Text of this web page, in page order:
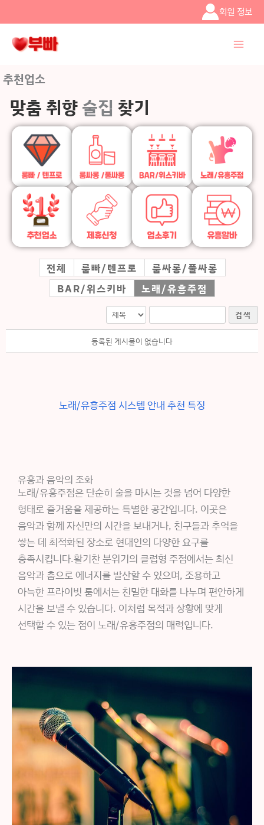
건너뛰기
회원 정보
추천업소
맞춤 취향 술집 찾기
전체 룸빠/텐프로
룸싸롱/풀싸롱
BAR/위스키바
노래/유흥주점
검색
등록된 게시물이 없습니다
노래/유흥주점 시스템 안내 추천 특징
유흥과 음악의 조화
노래/유흥주점은 단순히 술을 마시는 것을 넘어 다양한
형태로 즐거움을 제공하는 특별한 공간입니다. 이곳은
음악과 함께 자신만의 시간을 보내거나, 친구들과 추억을
쌓는 데 최적화된 장소로 현대인의 다양한 요구를
충족시킵니다.활기찬 분위기의 클럽형 주점에서는 최신
음악과 춤으로 에너지를 발산할 수 있으며, 조용하고
아늑한 프라이빗 룸에서는 친밀한 대화를 나누며 편안하게
시간을 보낼 수 있습니다. 이처럼 목적과 상황에 맞게
선택할 수 있는 점이 노래/유흥주점의 매력입니다.